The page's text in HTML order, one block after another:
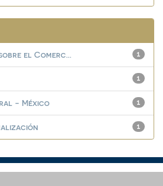
1
el Comerc...
1
1
- México
1